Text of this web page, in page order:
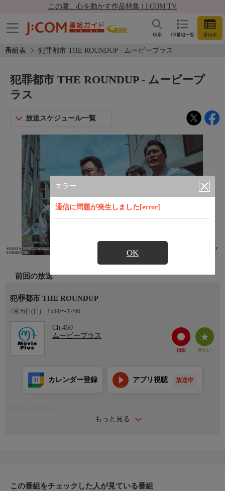
この夏、心を動かす作品特集 | J:COM TV
CS番組一覧 番組表
検索
番組表 犯罪都市 THE ROUNDUP - ムービープラス
エラー
通信に問題が発生しました[error]
OK
犯罪都市 THE ROUNDUP - ムービープ
ラス
放送スケジュール一覧
前回の放送
犯罪都市 THE ROUNDUP
7月26日(日) 15:00〜17:00
Ch.450
ムービープラス
もっと見る
カレンダー登録 アプリ視聴 放送中
監督
この番組をチェックした人が見ている番組